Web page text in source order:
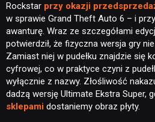
Rockstar przy okazji
w sprawie Grand Theft Auto 6 – i
awanturę. Wraz ze szczegółami
potwierdził, że fizyczna wersja gry nie
Zamiast niej w pudełku znajdzie się
cyfrowej, co w praktyce czyni z
wyłącznie z nazwy. Złośliwość
dadzą wersję Ultimate Ekstra Super,
sklepami dostaniemy obraz płyty.